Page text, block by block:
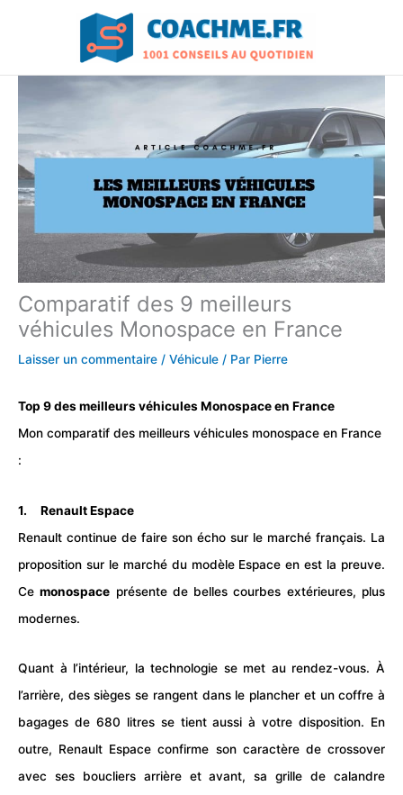
Comparatif des 9 meilleurs
véhicules Monospace en France
Laisser un commentaire / Véhicule / Par Pierre
Top 9 des meilleurs véhicules Monospace en France
Mon comparatif des meilleurs véhicules monospace en France
:
1. Renault Espace
Renault continue de faire son écho sur le marché français. La
proposition sur le marché du modèle Espace en est la preuve.
Cemonospace présente de belles courbes extérieures, plus
modernes.
Quant à l’intérieur, la technologie se met au rendez-vous. À
l’arrière, des sièges se rangent dans le plancher et un coffre à
bagages de 680 litres se tient aussi à votre disposition. En
outre, Renault Espace confirme son caractère de crossover
avec ses boucliers arrière et avant, sa grille de calandre